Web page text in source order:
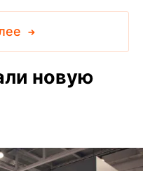
новую